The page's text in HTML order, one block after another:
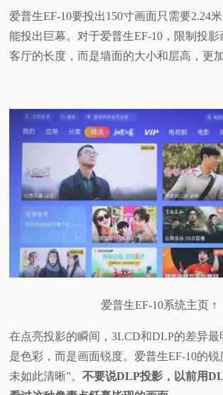
爱普生EF-10要投出150寸画面只需要2.24
能投出巨幕。对于爱普生EF-10，限制投
客厅的长度，而是墙面的大小和层高，更加
爱普生EF-10系统主页 ↑
在点亮投影的瞬间，3LCD和DLP的差异最
是色彩，而是画面锐度。爱普生EF-10的锐
未如此清晰”。不要说DLP投影，以前用